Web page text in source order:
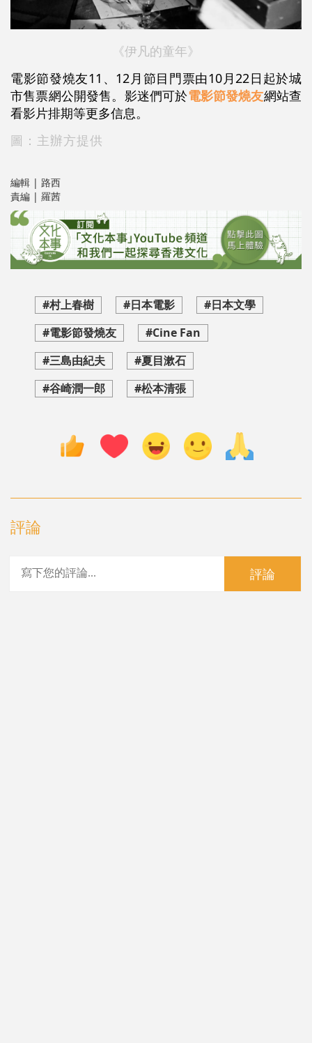
《伊凡的童年》
電影節發燒友11、12月節目門票由10月22日起於城
市售票網公開發售。影迷們可於電影節發燒友網站查
看影片排期等更多信息。
圖：主辦方提供
編輯 | 路西
責編 | 羅茜
#村上春樹 #日本電影
#日本文學
#電影節發燒友
#Cine Fan
#三島由紀夫
#夏目漱石
#谷崎潤一郎
#松本清張
評論
評論